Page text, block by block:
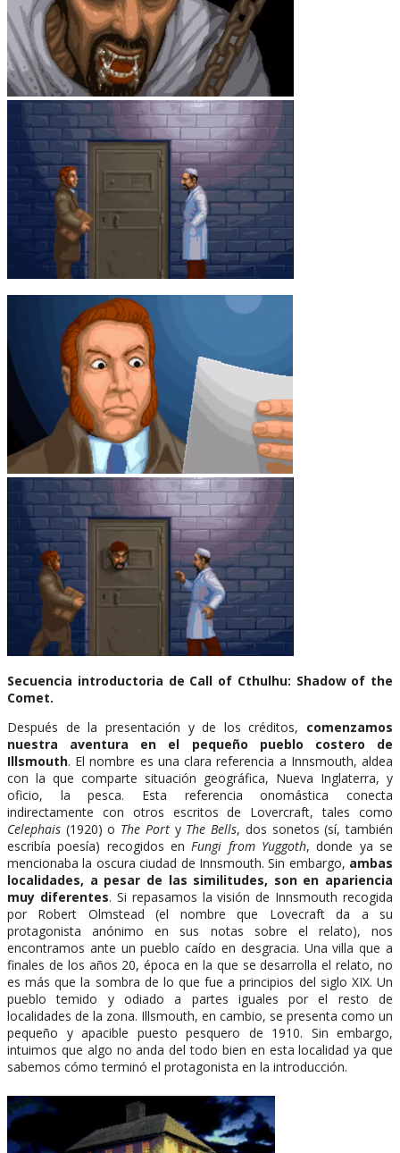
Secuencia introductoria de Call of Cthulhu: Shadow of the
Comet.
Después de la presentación y de los créditos, comenzamos
nuestra aventura en el pequeño pueblo costero de
Illsmouth. El nombre es una clara referencia a Innsmouth, aldea
con la que comparte situación geográfica, Nueva Inglaterra, y
oficio, la pesca. Esta referencia onomástica conecta
indirectamente con otros escritos de Lovercraft, tales como
Celephais (1920) o The Porty The Bells, dos sonetos (sí, también
escribía poesía) recogidos en Fungi from Yuggoth, donde ya se
mencionaba la oscura ciudad de Innsmouth. Sin embargo, ambas
localidades, a pesar de las similitudes, son en apariencia
muy diferentes. Si repasamos la visión de Innsmouth recogida
por Robert Olmstead (el nombre que Lovecraft da a su
protagonista anónimo en sus notas sobre el relato), nos
encontramos ante un pueblo caído en desgracia. Una villa que a
finales de los años 20, época en la que se desarrolla el relato, no
es más que la sombra de lo que fue a principios del siglo XIX. Un
pueblo temido y odiado a partes iguales por el resto de
localidades de la zona. Illsmouth, en cambio, se presenta como un
pequeño y apacible puesto pesquero de 1910. Sin embargo,
intuimos que algo no anda del todo bien en esta localidad ya que
sabemos cómo terminó el protagonista en la introducción.